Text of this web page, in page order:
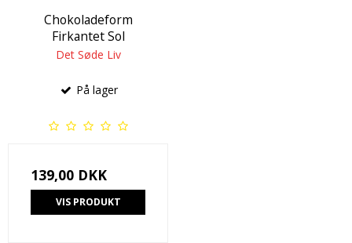
Chokoladeform
Firkantet Sol
Det Søde Liv
På lager
139,00 DKK
VIS PRODUKT